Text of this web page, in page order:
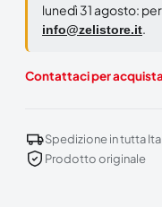
lunedì 31 agosto:
info@zelistore.it.
Contattaci per
Spedizione in tutta
Prodotto originale